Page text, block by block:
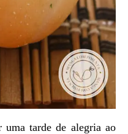
uma tarde de alegria ao